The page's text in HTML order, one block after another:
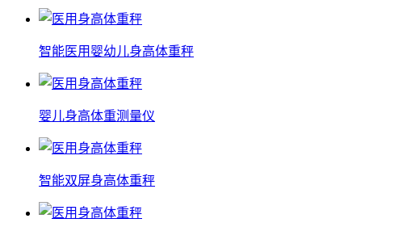
智能医用婴幼儿身高体重秤
婴儿身高体重测量仪
智能双屏身高体重秤